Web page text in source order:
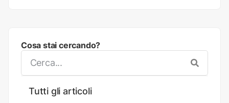
Cosa stai cercando?
Tutti gli articoli